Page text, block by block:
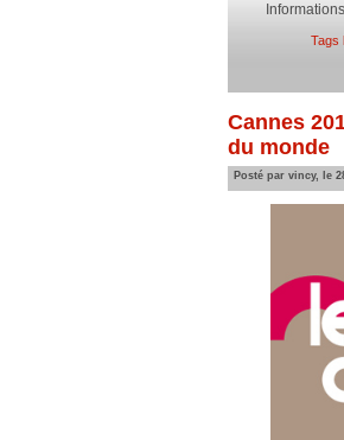
Tags
Cannes
du monde
Posté par vincy, le